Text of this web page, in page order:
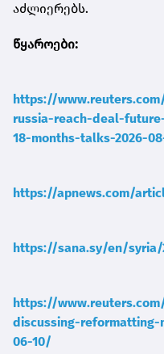
აძლიერებს.
წყაროები:
https://
russia-reach-deal-
18-months-talks-2026-
https://apnews.com/
https://sana.sy/en/syria/
https://
discussing-
06-10/